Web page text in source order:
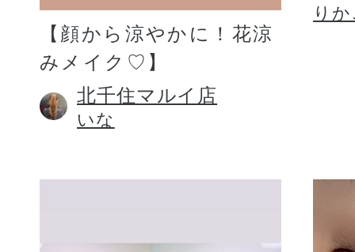
【顔から涼やかに！花涼
みメイク♡】
北千住マルイ店
いな
り